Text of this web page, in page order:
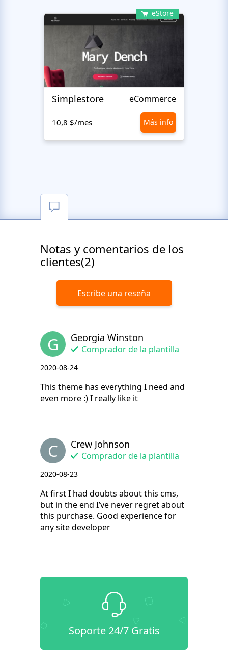
eStore
Simplestore eCommerce
10,8 $/mes Más info
Notas y comentarios de los
clientes(2)
Escribe una reseña
G Georgia Winston
Comprador de la plantilla
2020-08-24
This theme has everything I need and
even more :) I really like it
C Crew Johnson
Comprador de la plantilla
2020-08-23
At first I had doubts about this cms,
but in the end I’ve never regret about
this purchase. Good experience for
any site developer
Soporte 24/7 Gratis